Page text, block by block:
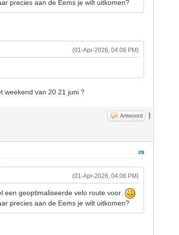
precies aan de Eems je wilt uitkomen?
(01-Apr-2026, 04:06 PM)
weekend van 20 21 juni ?
Antwoord }
#9
(01-Apr-2026, 04:06 PM)
een geoptimaliseerde velo route voor
precies aan de Eems je wilt uitkomen?